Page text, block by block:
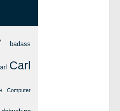
badass
Carl
Computer